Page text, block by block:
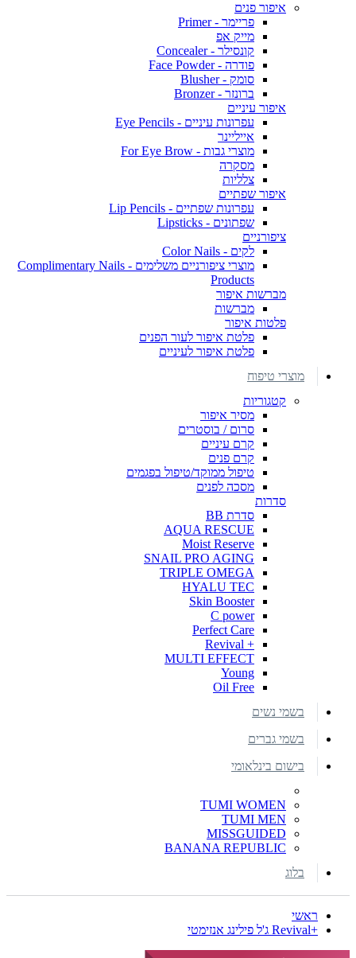
איפור פנים
פריימר - Primer
מייק אפ
קונסילר - Concealer
פודרה - Face Powder
סומק - Blusher
ברונזר - Bronzer
איפור עיניים
עפרונות עיניים - Eye Pencils
אייליינר
מוצרי גבות - For Eye Brow
מסקרה
צלליות
איפור שפתיים
עפרונות שפתיים - Lip Pencils
שפתונים - Lipsticks
ציפורניים
לקים - Color Nails
מוצרי ציפורניים משלימים - Complimentary Nails
Products
מברשות איפור
מברשות
פלטות איפור
פלטת איפור לעור הפנים
פלטת איפור לעיניים
מוצרי טיפוח
קטגוריות
מסיר איפור
סרום / בוסטרים
קרם עיניים
קרם פנים
טיפול ממוקד/טיפול בפגמים
מסכה לפנים
סדרות
סדרת BB
AQUA RESCUE
Moist Reserve
SNAIL PRO AGING
TRIPLE OMEGA
HYALU TEC
Skin Booster
C power
Perfect Care
+ Revival
MULTI EFFECT
Young
Oil Free
בשמי נשים
בשמי גברים
בישום בינלאומי
TUMI WOMEN
TUMI MEN
MISSGUIDED
BANANA REPUBLIC
בלוג
ראשי
+Revival ג'ל פילינג אנזימטי